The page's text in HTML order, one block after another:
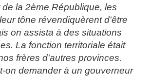
la 2ème République, les
tône révendiquèrent d'être
on assista à des situations
La fonction territoriale était
frères d'autres provinces.
on demander à un gouverneur